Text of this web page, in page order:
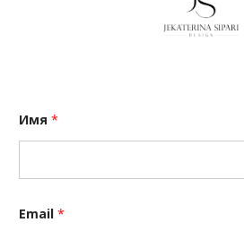
Имя *
Email *